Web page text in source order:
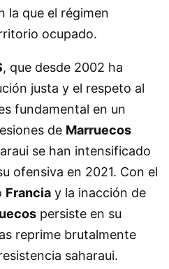
la que el régimen
ocupado.
, que desde 2002 ha
justa y el respeto al
fundamental en un
de Marruecos
se han intensificado
ofensiva en 2021. Con el
Francia y la inacción de
persiste en su
reprime brutalmente
saharaui.